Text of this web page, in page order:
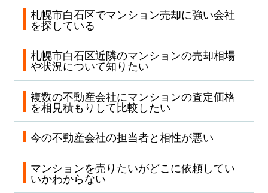
札幌市白石区でマンション売却に強い会社
を探している
札幌市白石区近隣のマンションの売却相場
や状況について知りたい
複数の不動産会社にマンションの査定価格
を相見積もりして比較したい
今の不動産会社の担当者と相性が悪い
マンションを売りたいがどこに依頼してい
いかわからない